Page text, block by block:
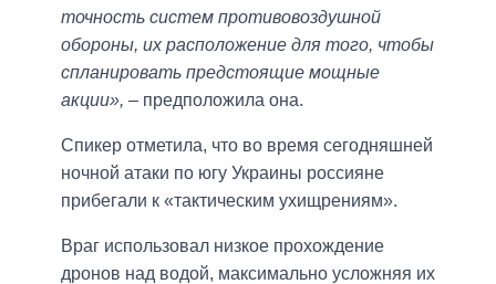
точность систем противовоздушной
обороны, их расположение для того, чтобы
спланировать предстоящие мощные
акции», – предположила она.
Спикер отметила, что во время сегодняшней
ночной атаки по югу Украины россияне
прибегали к «тактическим ухищрениям».
Враг использовал низкое прохождение
дронов над водой, максимально усложняя их